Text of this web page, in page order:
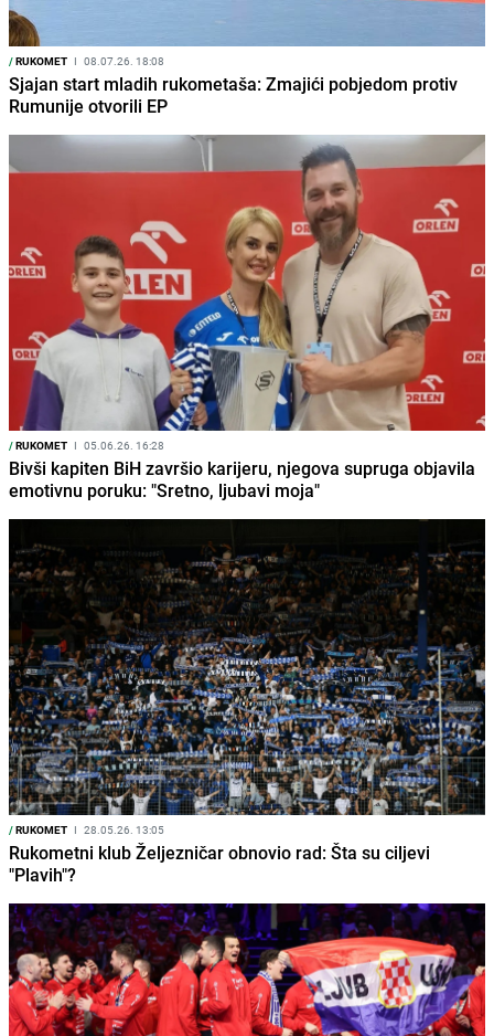
/RUKOMET I 08.07.26. 18:08
Sjajan start mladih rukometaša: Zmajići pobjedom protiv
Rumunije otvorili EP
/RUKOMET I 05.06.26. 16:28
Bivši kapiten BiH završio karijeru, njegova supruga objavila
emotivnu poruku: "Sretno, ljubavi moja"
/RUKOMET I 28.05.26. 13:05
Rukometni klub Željezničar obnovio rad: Šta su ciljevi
"Plavih"?